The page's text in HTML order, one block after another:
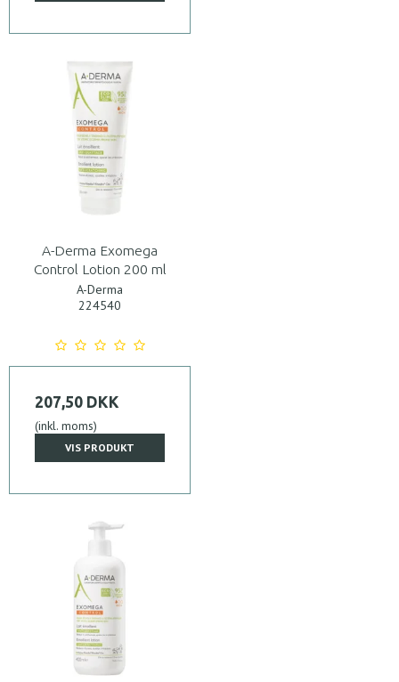
A-Derma Exomega
Control Lotion 200 ml
A-Derma
224540
207,50 DKK
(inkl. moms)
VIS PRODUKT